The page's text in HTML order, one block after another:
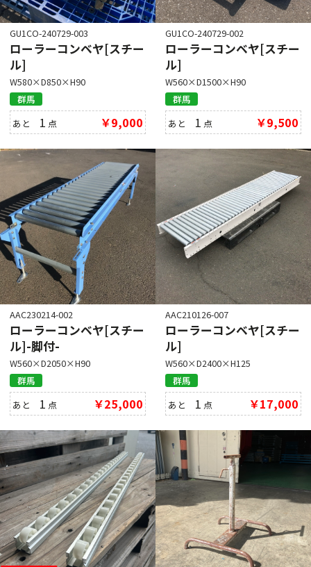
GU1CO-240729-003
ローラーコンベヤ[スチー
ル]
W580×D850×H90
群馬
あと 1 点 ￥9,000
GU1CO-240729-002
ローラーコンベヤ[スチー
ル]
W560×D1500×H90
群馬
あと 1 点 ￥9,500
AAC230214-002
ローラーコンベヤ[スチー
ル]-脚付-
W560×D2050×H90
群馬
あと 1 点 ￥25,000
AAC210126-007
ローラーコンベヤ[スチー
ル]
W560×D2400×H125
群馬
あと 1 点 ￥17,000